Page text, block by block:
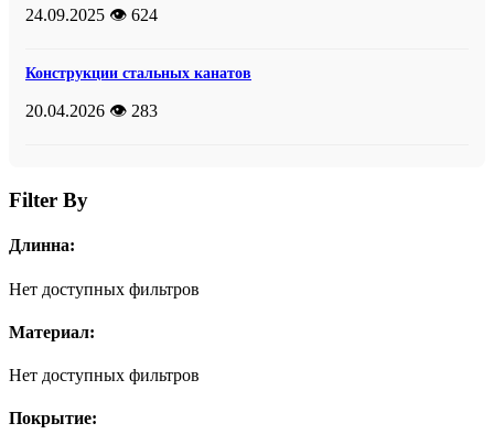
24.09.2025 👁️ 624
Конструкции стальных канатов
20.04.2026 👁️ 283
Filter By
Длинна:
Нет доступных фильтров
Материал:
Нет доступных фильтров
Покрытие: